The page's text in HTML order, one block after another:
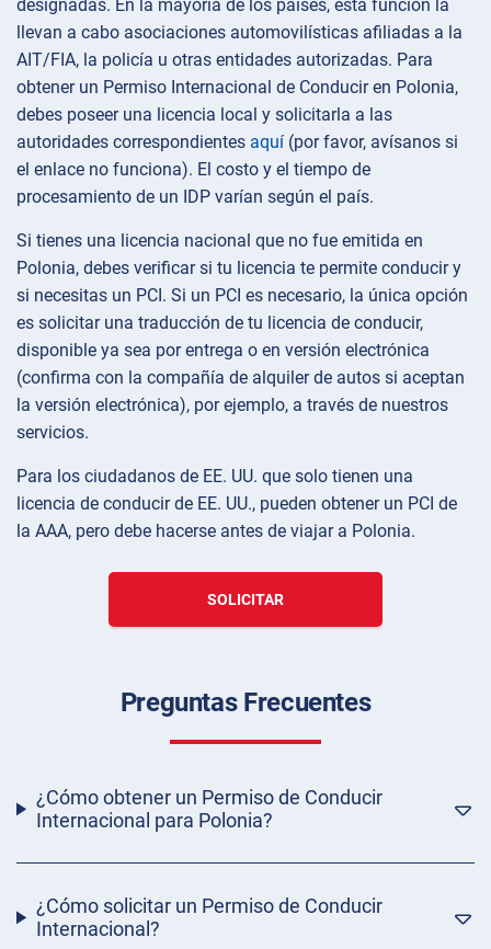
designadas. En la mayoría de los países, esta función la
llevan a cabo asociaciones automovilísticas afiliadas a la
AIT/FIA, la policía u otras entidades autorizadas. Para
obtener un Permiso Internacional de Conducir en Polonia,
debes poseer una licencia local y solicitarla a las
autoridades correspondientes aquí (por favor, avísanos si
el enlace no funciona). El costo y el tiempo de
procesamiento de un IDP varían según el país.
Si tienes una licencia nacional que no fue emitida en
Polonia, debes verificar si tu licencia te permite conducir y
si necesitas un PCI. Si un PCI es necesario, la única opción
es solicitar una traducción de tu licencia de conducir,
disponible ya sea por entrega o en versión electrónica
(confirma con la compañía de alquiler de autos si aceptan
la versión electrónica), por ejemplo, a través de nuestros
servicios.
Para los ciudadanos de EE. UU. que solo tienen una
licencia de conducir de EE. UU., pueden obtener un PCI de
la AAA, pero debe hacerse antes de viajar a Polonia.
SOLICITAR
Preguntas Frecuentes
¿Cómo obtener un Permiso de Conducir
Internacional para Polonia?
¿Cómo solicitar un Permiso de Conducir
Internacional?